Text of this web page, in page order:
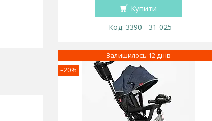
Купити
3390 - 31-025
–20%
Залишилось 12 днів